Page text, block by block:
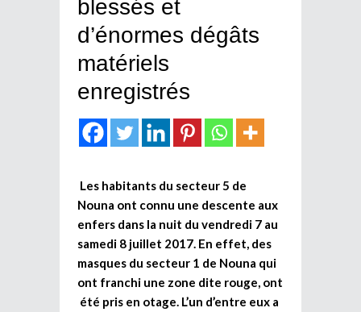
blessés et
d’énormes dégâts
matériels
enregistrés
Les habitants du secteur 5 de
Nouna ont connu une descente aux
enfers dans la nuit du vendredi 7 au
samedi 8 juillet 2017. En effet, des
masques du secteur 1 de Nouna qui
ont franchi une zone dite rouge, ont
été pris en otage. L’un d’entre eux a